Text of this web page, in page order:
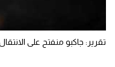
تقرير: جاكبو منفتح على